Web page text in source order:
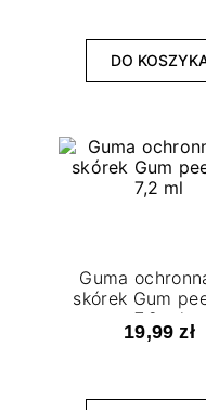
DO
Guma
skórek Gum
7,2 ml
19,99 zł